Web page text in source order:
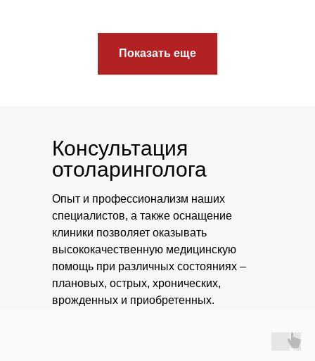
Показать еще
Опыт и профессионализм наших
специалистов, а также оснащение
клиники позволяет оказывать
высококачественную медицинскую
помощь при различных состояниях –
плановых, острых, хронических,
врожденных и приобретенных.
Консультация
отоларинголога
Эндопротезирование
Проктология
Реабилитация
Информация
Реквизиты
Нормативные документы
Партнерам